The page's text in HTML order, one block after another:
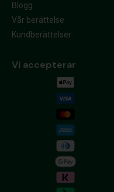
Blogg
Vår berättelse
Kundberättelser
Vi accepterar